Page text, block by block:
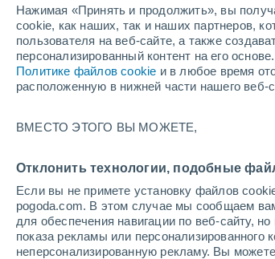
Нажимая «Принять и продолжить», вы
cookie, как наших, так и наших партнеров,
пользователя на веб-сайте, а также
персонализированный контент на его
Политике файлов cookie и в любое время
расположенную в нижней части нашего веб-
ВМЕСТО ЭТОГО ВЫ МОЖЕТЕ,
Отклонить технологии, подобные
Если вы не примете установку файлов
pogoda.com. В этом случае мы сообщаем
для обеспечения навигации по веб-сайту,
показа рекламы или
неперсонализированную рекламу. Вы
Riesneralm
Открытие
05/12/2026
Остался 120 день
Закрытие
04/04/
Трассы по уровням
сложности
Протяженность катабельных